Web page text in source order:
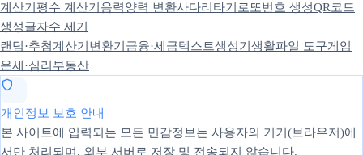
계산기 평수 계산기 음력양력 변환사다리타기 로또번호 생성QR코드
생성글자수 세기
랜덤·추첨계산기 변환기 금융·세금텍스트생성기 생활파일 도구게임
운세·심리 부동산
개인정보 보호 안내
본 사이트에 입력되는 모든 민감정보는 사용자의 기기(브라우저)에
서만 처리되며, 외부 서버로 저장 및 전송되지 않습니다.